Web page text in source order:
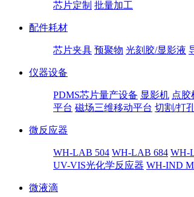
芯片定制 批量加工
配件耗材
芯片夹具 预聚物 光刻胶/显影液
仪器设备
PDMS芯片量产设备 显影机 点胶
平台 磁场三维移动平台 切割/打
微反应器
WH-LAB 504 WH-LAB 684 WH-
UV-VIS光化学反应器 WH-IND
微液滴